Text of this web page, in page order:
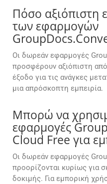
Πόσο αξιόπιστη
των εφαρμογών
Οι δωρεάν εφαρμογές
προσφέρουν αξιόπιστη
έξοδο για τις ανάγκες
μια απρόσκοπτη εμπειρία.
Μπορώ να
εφαρμογές
Cloud Free για
Οι δωρεάν εφαρμογές
προορίζονται κυρίως για
δοκιμής. Για εμπορική